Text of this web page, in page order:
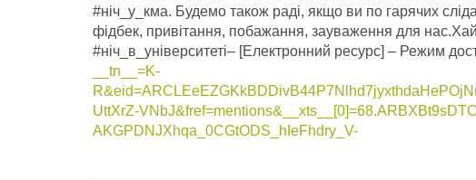
#ніч_у_кма. Будемо також раді, якщо ви по гарячих
фідбек, привітання, побажання, зауваження для
#ніч_в_університеті– [Електронний ресурс] – Режим
__tn__=K-
UttXrZ-
AKGPDNJXhqa_0CGtODS_hIeFhdry_V-